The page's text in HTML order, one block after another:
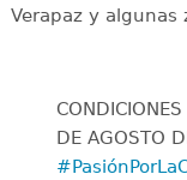
Verapaz y algunas
DE AGOSTO